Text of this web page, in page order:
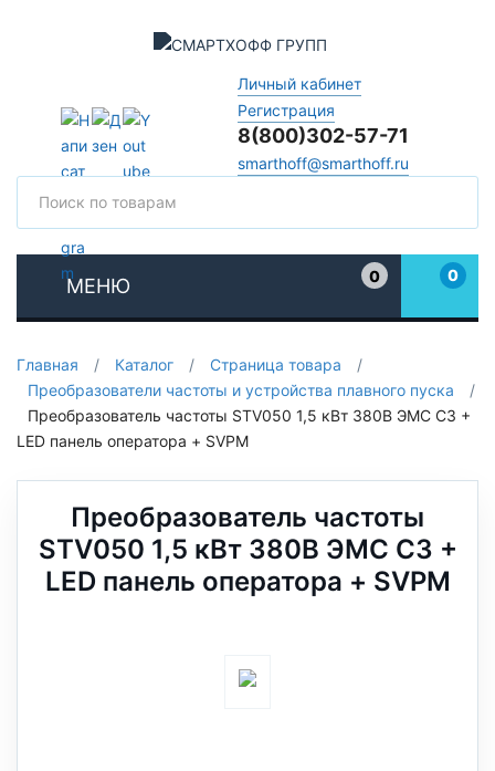
Личный кабинет
Регистрация
8(800)302-57-71
smarthoff@smarthoff.ru
МЕНЮ
0
0
Главная / Каталог / Страница товара
/
Преобразователи частоты и устройства плавного пуска
/
Преобразователь частоты STV050 1,5 кВт 380В ЭМС С3 +
LED панель оператора + SVPM
Преобразователь частоты
STV050 1,5 кВт 380В ЭМС С3 +
LED панель оператора + SVPM